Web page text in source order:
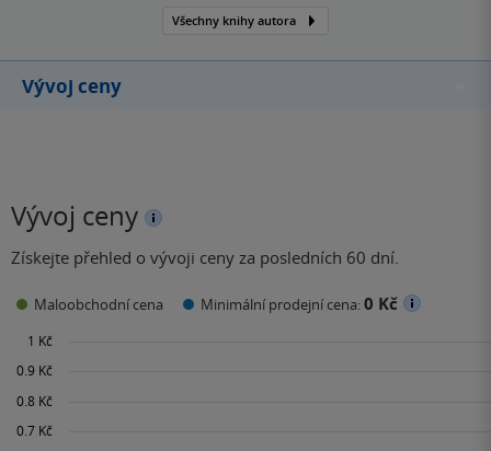
Všechny knihy autora
Vývoj ceny
Vývoj ceny
Získejte přehled o vývoji ceny za posledních 60 dní.
Maloobchodní cena Minimální prodejní cena:0 Kč